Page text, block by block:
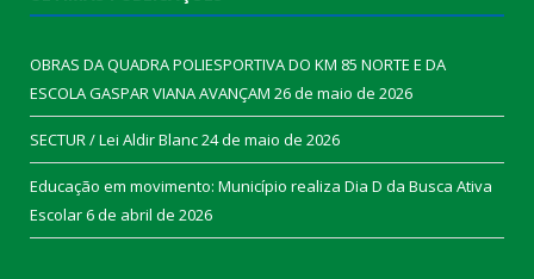
OBRAS DA QUADRA POLIESPORTIVA DO KM 85 NORTE E DA
ESCOLA GASPAR VIANA AVANÇAM 26 de maio de 2026
SECTUR / Lei Aldir Blanc24 de maio de 2026
Educação em movimento: Município realiza Dia D da Busca Ativa
Escolar6 de abril de 2026